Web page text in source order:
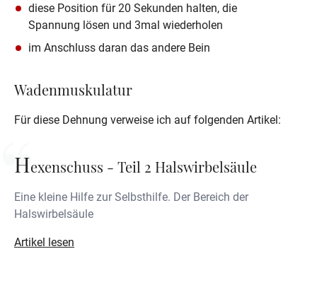
diese Position für 20 Sekunden halten, die
Spannung lösen und 3mal wiederholen
im Anschluss daran das andere Bein
Wadenmuskulatur
Für diese Dehnung verweise ich auf folgenden Artikel:
Hexenschuss - Teil 2 Halswirbelsäule
Eine kleine Hilfe zur Selbsthilfe. Der Bereich der
Halswirbelsäule
Artikel lesen